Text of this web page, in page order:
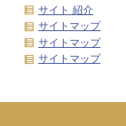
サイト 紹介
サイトマップ
サイトマップ
サイトマップ